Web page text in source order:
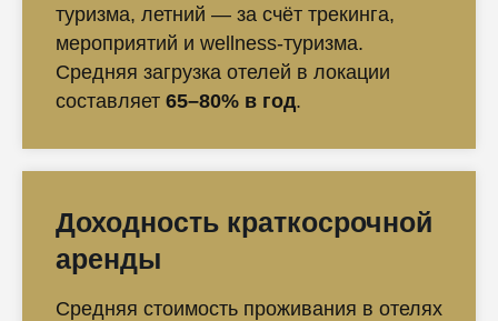
туризма, летний — за счёт трекинга,
мероприятий и wellness-туризма.
Средняя загрузка отелей в локации
составляет 65–80% в год.
Доходность краткосрочной
аренды
Средняя стоимость проживания в отелях